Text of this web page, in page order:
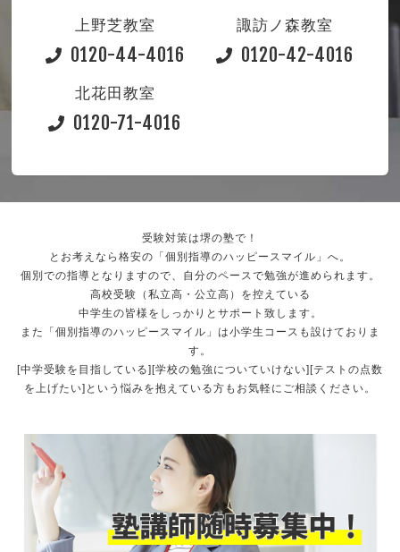
上野芝教室
0120-44-4016
諏訪ノ森教室
0120-42-4016
北花田教室
0120-71-4016
受験対策は堺の塾で！
とお考えなら格安の「個別指導のハッピースマイル」へ。
個別での指導となりますので、自分のペースで勉強が進められます。
高校受験（私立高・公立高）を控えている
中学生の皆様をしっかりとサポート致します。
また「個別指導のハッピースマイル」は小学生コースも設けておりま
す。
[中学受験を目指している][学校の勉強についていけない][テストの点数
を上げたい]という悩みを抱えている方もお気軽にご相談ください。